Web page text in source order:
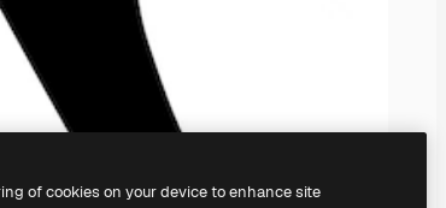
of cookies on your device to enhance site